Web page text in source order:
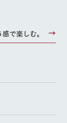
で楽しむ。